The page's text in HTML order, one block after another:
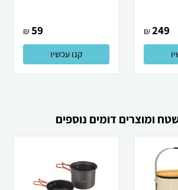
249
₪
59
₪
קנו עכשיו
ומוצרים דומים נוספים